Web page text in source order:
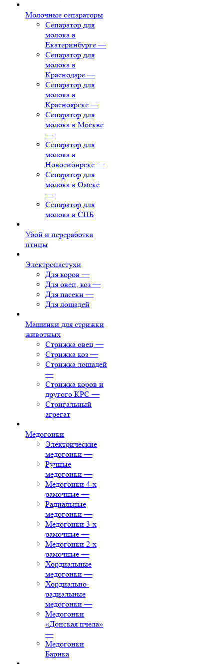
Молочные сепараторы
Сепаратор для
молока в
Екатеринбурге —
Сепаратор для
молока в
Краснодаре —
Сепаратор для
молока в
Красноярске —
Сепаратор для
молока в Москве
—
Сепаратор для
молока в
Новосибирске —
Сепаратор для
молока в Омске
—
Сепаратор для
молока в СПБ
Убой и переработка
птицы
Электропастухи
Для коров —
Для овец, коз —
Для пасеки —
Для лошадей
Машинки для стрижки
животных
Стрижка овец —
Стрижка коз —
Стрижка лошадей
—
Стрижка коров и
другого КРС —
Стригальный
агрегат
Медогонки
Электрические
медогонки —
Ручные
медогонки —
Медогонки 4-х
рамочные —
Радиальные
медогонки —
Медогонки 3-х
рамочные —
Медогонки 2-х
рамочные —
Хордиальные
медогонки —
Хордиально-
радиальные
медогонки —
Медогонки
«Донская пчела»
—
Медогонки
Барика